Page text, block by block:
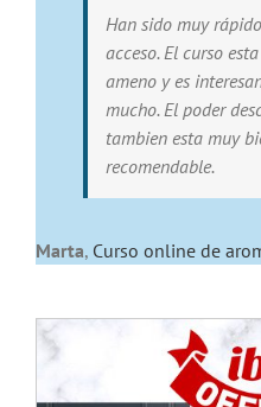
Han sido muy
acceso. El curso
ameno y es
mucho. El poder
tambien esta muy
recomendable.
Marta, Curso online de